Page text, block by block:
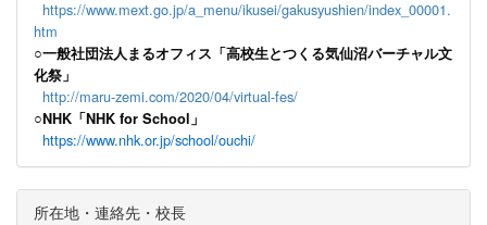
https://www.mext.go.jp/a_menu/ikusei/gakusyushien/index_00001.
htm
○一般社団法人まるオフィス「高校生とつくる気仙沼バーチャル文
化祭」
http://maru-zemi.com/2020/04/virtual-fes/
○NHK「NHK for School」
https://www.nhk.or.jp/school/ouchi/
所在地・連絡先・校長